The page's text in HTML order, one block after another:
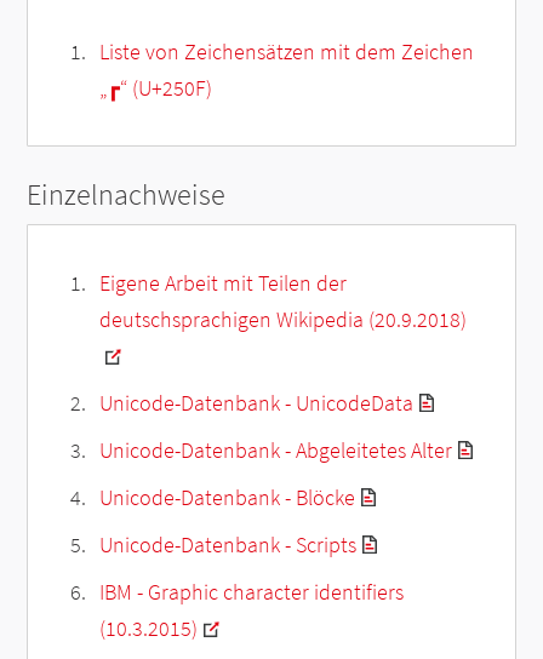
Liste von Zeichensätzen mit dem Zeichen
„┏“ (U+250F)
Einzelnachweise
Eigene Arbeit mit Teilen der
deutschsprachigen Wikipedia (20.9.2018)
Unicode-Datenbank - UnicodeData
Unicode-Datenbank - Abgeleitetes Alter
Unicode-Datenbank - Blöcke
Unicode-Datenbank - Scripts
IBM - Graphic character identifiers
(10.3.2015)